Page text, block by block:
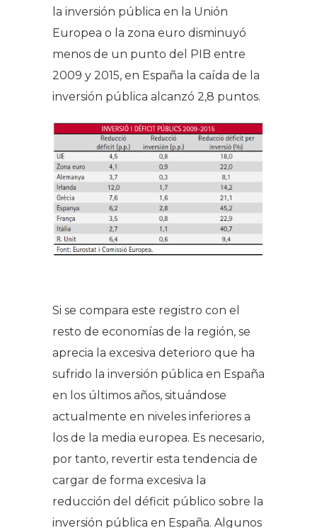
la inversión pública en la Unión
Europea o la zona euro disminuyó
menos de un punto del PIB entre
2009 y 2015, en España la caída de la
inversión pública alcanzó 2,8 puntos.
Si se compara este registro con el
resto de economías de la región, se
aprecia la excesiva deterioro que ha
sufrido la inversión pública en España
en los últimos años, situándose
actualmente en niveles inferiores a
los de la media europea. Es necesario,
por tanto, revertir esta tendencia de
cargar de forma excesiva la
reducción del déficit público sobre la
inversión pública en España. Algunos